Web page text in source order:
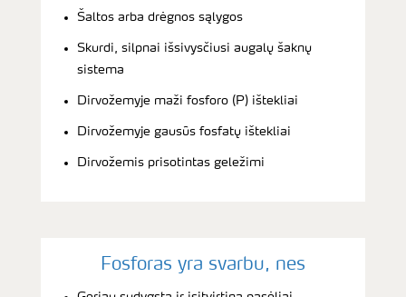
Šaltos arba drėgnos sąlygos
Skurdi, silpnai išsivysčiusi augalų šaknų
sistema
Dirvožemyje maži fosforo (P) ištekliai
Dirvožemyje gausūs fosfatų ištekliai
Dirvožemis prisotintas geležimi
Fosforas yra svarbu, nes